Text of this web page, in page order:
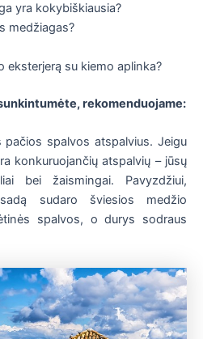
yra kokybiškiausia?
medžiagas?
eksterjerą su kiemo aplinka?
rekomenduojame:
spalvos atspalvius. Jeigu
konkuruojančių atspalvių – jūsų
bei žaismingai. Pavyzdžiui,
sudaro šviesios medžio
spalvos, o durys sodraus